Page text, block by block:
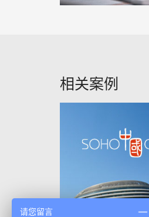
相关案例
请您留言